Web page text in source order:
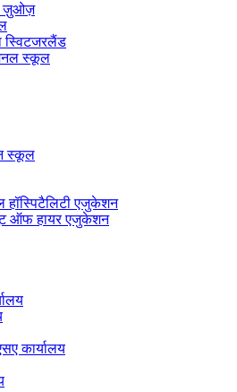
ज़ुओज़
स्विटजरलैंड
स्कूल
स्कूल
हॉस्पिटैलिटी एजुकेशन
ऑफ हायर एजुकेशन
कार्यालय